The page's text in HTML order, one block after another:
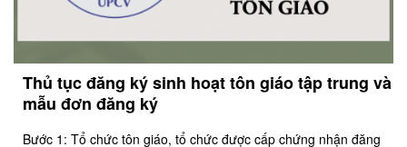
Thủ tục đăng ký sinh hoạt tôn giáo tập trung và
mẫu đơn đăng ký
Bước 1: Tổ chức tôn giáo, tổ chức được cấp chứng nhận đăng